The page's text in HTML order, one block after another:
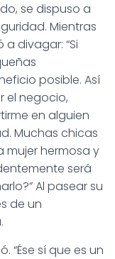
se dispuso a
Mientras
divagar: “Si
posible. Así
el negocio,
en alguien
Muchas chicas
mujer hermosa y
será
Al pasear su
de un
“Ése sí que es un